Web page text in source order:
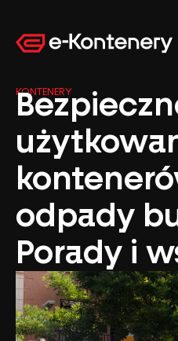
KONTENERY
odpady
Porady i